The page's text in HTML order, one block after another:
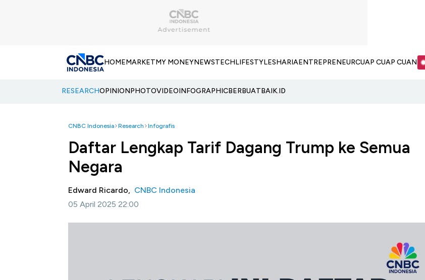
HOMEMARKETMY MONEYNEWSTECHLIFESTYLESHARIAENTREPRENEURCUAP CUAP CUAN
RESEARCHOPINIONPHOTOVIDEOINFOGRAPHICBERBUATBAIK.ID
CNBC Indonesia Research Infografis
Daftar Lengkap Tarif Dagang Trump ke Semua
Negara
Edward Ricardo, CNBC Indonesia
05 April 2025 22:00